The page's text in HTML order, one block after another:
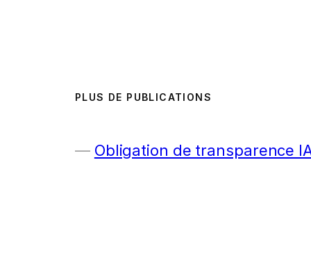
PLUS DE PUBLICATIONS
Obligation de transparence